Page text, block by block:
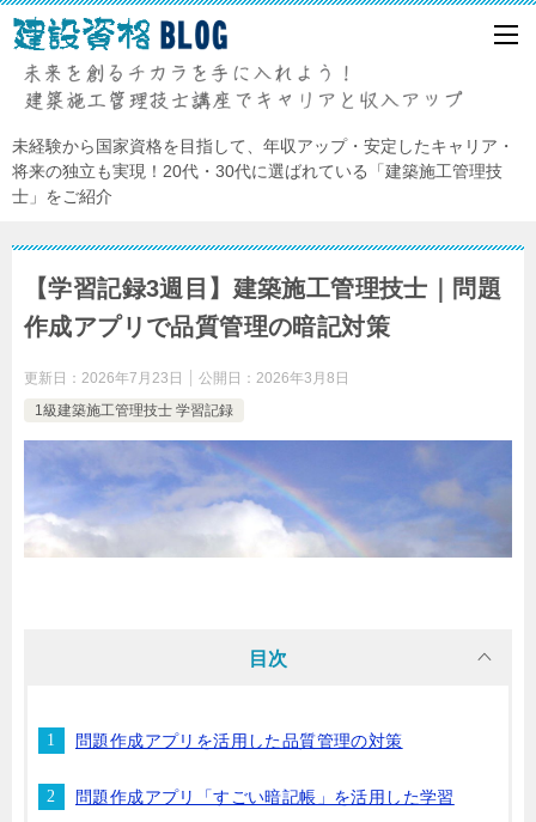
未経験から国家資格を目指して、年収アップ・安定したキャリア・
将来の独立も実現！20代・30代に選ばれている「建築施工管理技
士」をご紹介
【学習記録3週目】建築施工管理技士｜問題
作成アプリで品質管理の暗記対策
更新日： 2026年7月23日 公開日： 2026年3月8日
1級建築施工管理技士 学習記録
目次
問題作成アプリを活用した品質管理の対策
問題作成アプリ「すごい暗記帳」を活用した学習